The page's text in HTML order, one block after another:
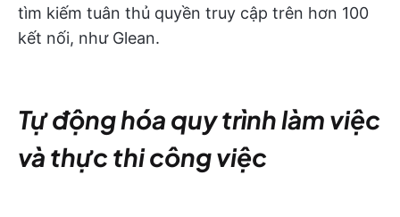
tìm kiếm tuân thủ quyền truy cập trên hơn 100
kết nối, như Glean.
Tự động hóa quy trình làm việc
và thực thi công việc